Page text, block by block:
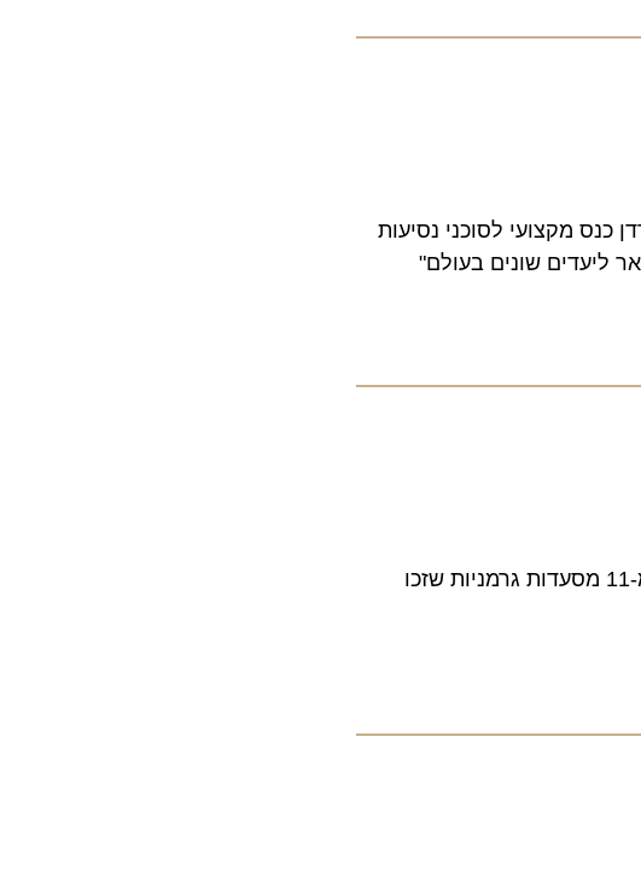
מקצועי לסוכני נסיעות
חשבתם שבגרמניה אוכלים רק נקניקיות ? כבר מזמן לא . במדריך "מישלן" לשנת 2015 נכללות לא פחות מ-11 מסעדות גרמניות שזכו